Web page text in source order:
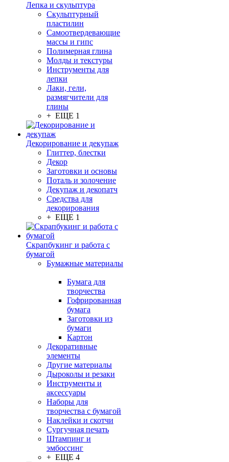
Лепка и скульптура
Скульптурный
пластилин
Самоотвердевающие
массы и гипс
Полимерная глина
Молды и текстуры
Инструменты для
лепки
Лаки, гели,
размягчители для
глины
+ ЕЩЕ 1
Декорирование и декупаж
Глиттер, блестки
Декор
Заготовки и основы
Поталь и золочение
Декупаж и декопатч
Средства для
декорирования
+ ЕЩЕ 1
Скрапбукинг и работа с
бумагой
Бумажные материалы
Бумага для
творчества
Гофрированная
бумага
Заготовки из
бумаги
Картон
Декоративные
элементы
Другие материалы
Дыроколы и резаки
Инструменты и
аксессуары
Наборы для
творчества с бумагой
Наклейки и скотчи
Сургучная печать
Штампинг и
эмбоссинг
+ ЕЩЕ 4